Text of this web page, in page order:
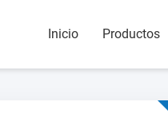
Inicio Productos